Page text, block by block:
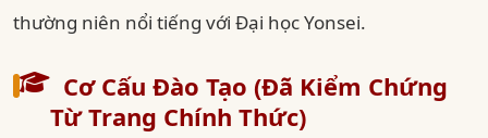
thường niên nổi tiếng với Đại học Yonsei.
Cơ Cấu Đào Tạo (Đã Kiểm Chứng
Từ Trang Chính Thức)